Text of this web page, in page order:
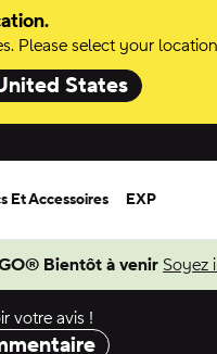
Please select your
States
Et Accessoires EXP
Bientôt à venir Soyez
votre avis !